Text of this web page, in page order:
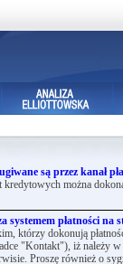
są przez kanał
kredytowych można
systemem płatności na
którzy dokonują
"Kontakt"), iż należy
Proszę również o